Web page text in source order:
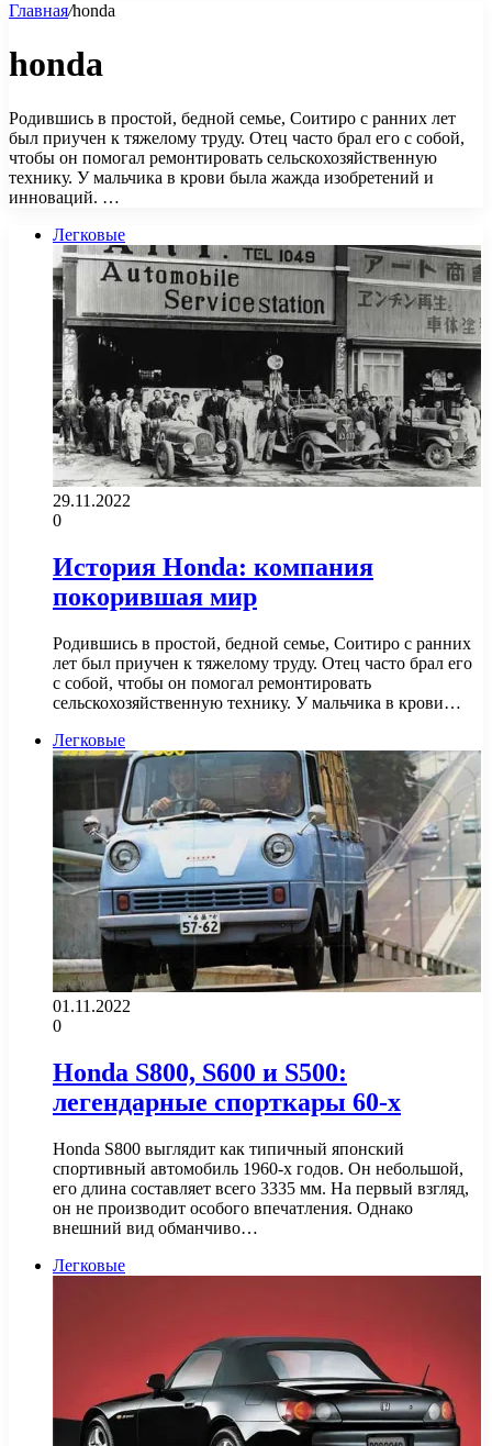
Главная/honda
honda
Родившись в простой, бедной семье, Соитиро с ранних лет
был приучен к тяжелому труду. Отец часто брал его с собой,
чтобы он помогал ремонтировать сельскохозяйственную
технику. У мальчика в крови была жажда изобретений и
инноваций. …
Легковые
29.11.2022
0
История Honda: компания
покорившая мир
Родившись в простой, бедной семье, Соитиро с ранних
лет был приучен к тяжелому труду. Отец часто брал его
с собой, чтобы он помогал ремонтировать
сельскохозяйственную технику. У мальчика в крови…
Легковые
01.11.2022
0
Honda S800, S600 и S500:
легендарные спорткары 60-х
Honda S800 выглядит как типичный японский
спортивный автомобиль 1960-х годов. Он небольшой,
его длина составляет всего 3335 мм. На первый взгляд,
он не производит особого впечатления. Однако
внешний вид обманчиво…
Легковые